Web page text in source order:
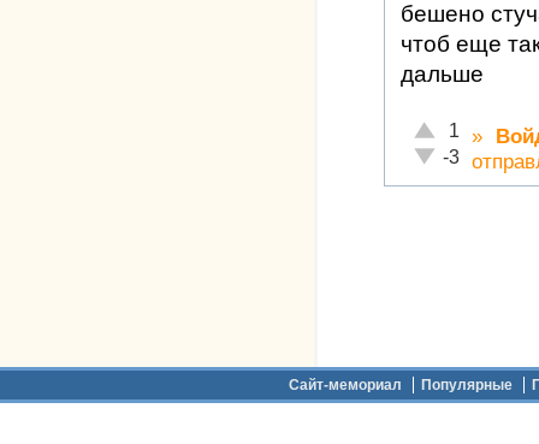
бешено
чтоб еще
дальше
Отлично!
1
Неадекватно!
-3
»
Сайт-мемориал Популярные